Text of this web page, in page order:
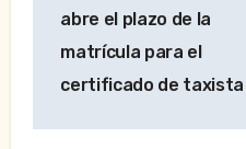
entradas
abre el plazo de la
matrícula para el
certificado de taxista